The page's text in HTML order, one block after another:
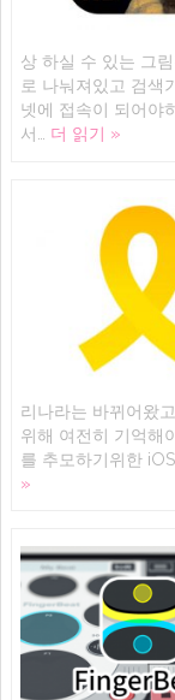
상 하실 수 있는 그
로 나눠져있고 검색
넷에 접속이 되어야
서… 더 읽기 »
리나라는 바뀌어왔
위해 여전히 기억해
를 추모하기위한
»